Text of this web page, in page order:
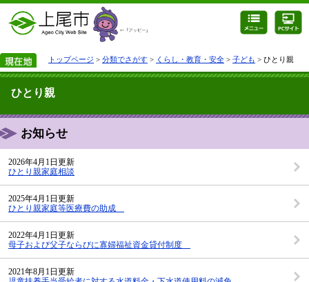
トップページ > 分類でさがす > くらし・教育・安全 > 子ども > ひとり親
ひとり親
お知らせ
2026年4月1日更新
ひとり親家庭相談
2025年4月1日更新
ひとり親家庭等医療費の助成
2022年4月1日更新
母子および父子ならびに寡婦福祉資金貸付制度
2021年8月1日更新